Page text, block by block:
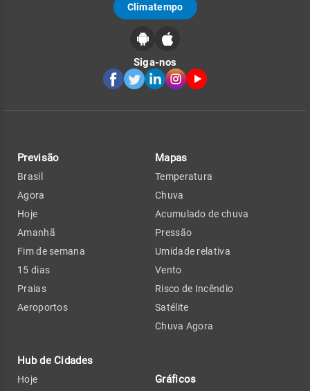
Climatempo
Siga-nos
Previsão
Brasil
Agora
Hoje
Amanhã
Fim de semana
15 dias
Praias
Aeroportos
Hub de Cidades
Hoje
Mapas
Temperatura
Chuva
Acumulado de chuva
Pressão
Umidade relativa
Vento
Risco de Incêndio
Satélite
Chuva Agora
Gráficos